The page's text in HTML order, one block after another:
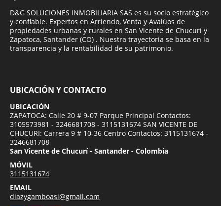
D&G SOLUCIONES INMOBILIARIA SAS es su socio estratégico
y confiable. Expertos en Arriendo, Venta y Avalúos de
propiedades urbanas y rurales en San Vicente de Chucurí y
Zapatoca, Santander (CO) . Nuestra trayectoria se basa en la
transparencia y la rentabilidad de su patrimonio.
UBICACIÓN Y CONTACTO
UBICACIÓN
ZAPATOCA: Calle 20 # 9-07 Parque Principal Contactos:
3105573981 - 3246681708 - 3115131674 SAN VICENTE DE
CHUCURI: Carrera 9 # 10-36 Centro Contactos: 3115131674 -
3246681708
San Vicente de Chucurí - Santander - Colombia
MÓVIL
3115131674
EMAIL
diazygamboasi@gmail.com